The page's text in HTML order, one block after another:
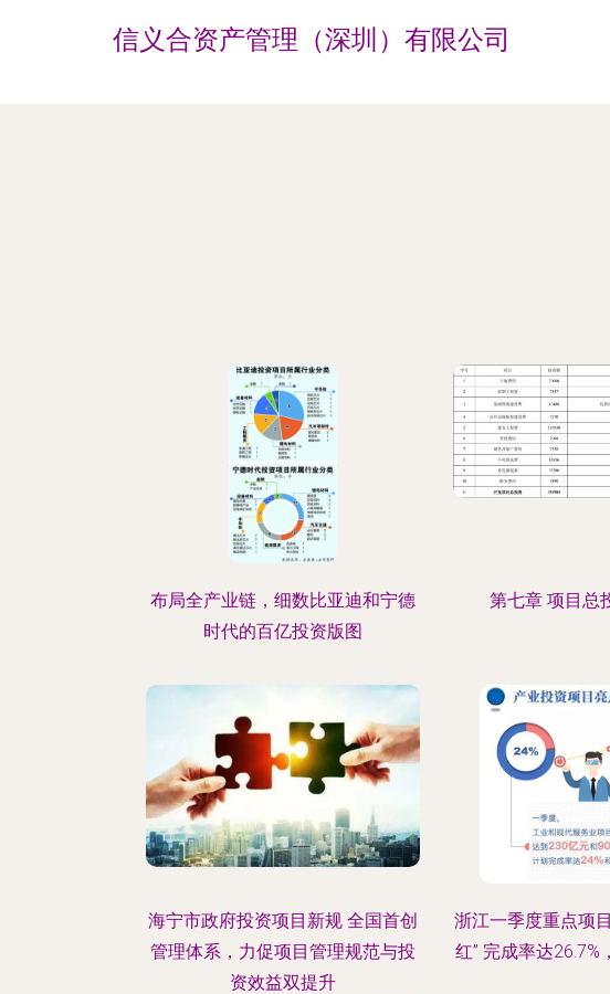
信义合资产管理（深圳）有限公司
布局全产业链，细数比亚迪和宁德
时代的百亿投资版图
第七章 项目总
海宁市政府投资项目新规 全国首创
管理体系，力促项目管理规范与投
资效益双提升
浙江一季度重点项
红” 完成率达26.7%